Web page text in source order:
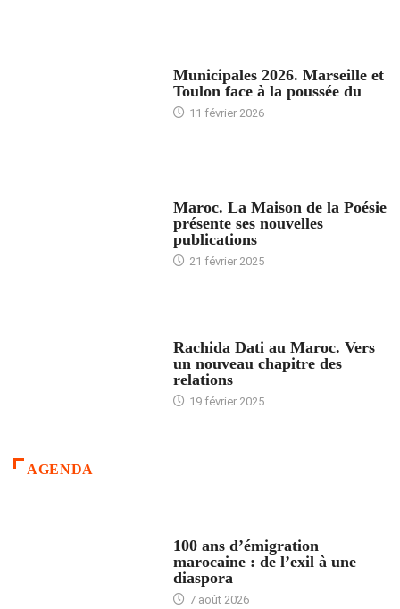
Municipales 2026. Marseille et
Toulon face à la poussée du
11 février 2026
Maroc. La Maison de la Poésie
présente ses nouvelles
publications
21 février 2025
Rachida Dati au Maroc. Vers
un nouveau chapitre des
relations
19 février 2025
AGENDA
100 ans d’émigration
marocaine : de l’exil à une
diaspora
7 août 2026